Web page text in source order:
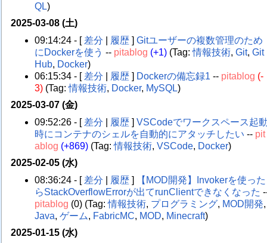
QL)
2025-03-08 (土)
09:14:24 - [ 差分 履歴 ]Gitユーザーの複数管理のため
にDockerを使う -- pitablog (+1) (Tag:情報技術,Git,Git
Hub, Docker)
06:15:34 - [ 差分 履歴 ] Dockerの備忘録1 -- pitablog (-
3) (Tag:情報技術, Docker, MySQL)
2025-03-07 (金)
09:52:26 - [ 差分 履歴 ]VSCodeでワークスペース起
時にコンテナのシェルを自動的にアタッチしたい -- pit
ablog (+869) (Tag:情報技術,VSCode, Docker)
2025-02-05 (水)
08:36:24 - [ 差分 履歴 ]
【MOD開発】Invokerを使った
らStackOverflowErrorが出てrunClientできなくなった
pitablog (0) (Tag:情報技術, プログラミング, MOD開発,
Java,ゲーム, FabricMC, MOD, Minecraft)
2025-01-15 (水)